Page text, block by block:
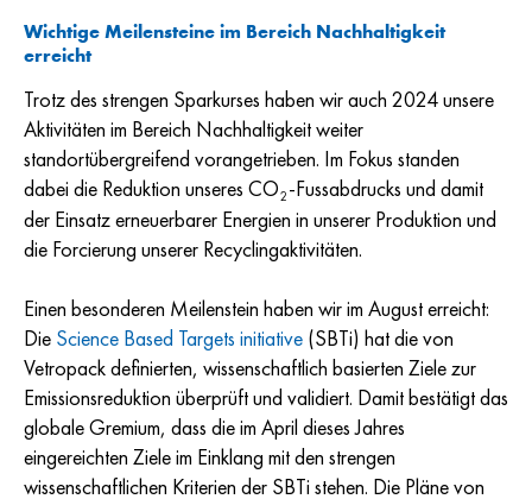
Wichtige Meilensteine im Bereich Nachhaltigkeit
erreicht
Trotz des strengen Sparkurses haben wir auch 2024 unsere
Aktivitäten im Bereich Nachhaltigkeit weiter
standortübergreifend vorangetrieben. Im Fokus standen
dabei die Reduktion unseres CO2 -Fussabdrucks und damit
der Einsatz erneuerbarer Energien in unserer Produktion und
die Forcierung unserer Recyclingaktivitäten.
Einen besonderen Meilenstein haben wir im August erreicht:
Die Science Based Targets initiative (SBTi) hat die von
Vetropack definierten, wissenschaftlich basierten Ziele zur
Emissionsreduktion überprüft und validiert. Damit bestätigt das
globale Gremium, dass die im April dieses Jahres
eingereichten Ziele im Einklang mit den strengen
wissenschaftlichen Kriterien der SBTi stehen. Die Pläne von